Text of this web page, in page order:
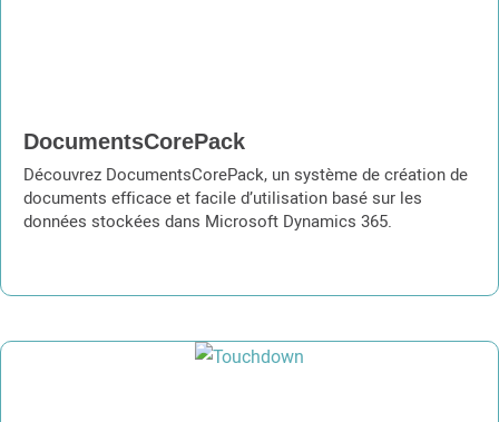
DocumentsCorePack
Découvrez DocumentsCorePack, un système de création de
documents efficace et facile d’utilisation basé sur les
données stockées dans Microsoft Dynamics 365.